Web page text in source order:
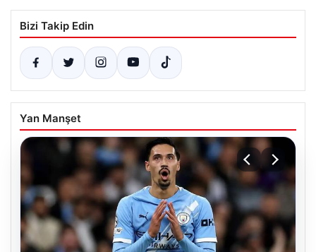
Bizi Takip Edin
Yan Manşet